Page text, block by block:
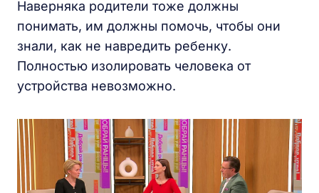
Наверняка родители тоже должны
понимать, им должны помочь, чтобы они
знали, как не навредить ребенку.
Полностью изолировать человека от
устройства невозможно.